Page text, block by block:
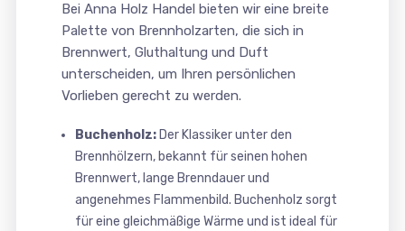
Bei Anna Holz Handel bieten wir eine breite
Palette von Brennholzarten, die sich in
Brennwert, Gluthaltung und Duft
unterscheiden, um Ihren persönlichen
Vorlieben gerecht zu werden.
Buchenholz:Der Klassiker unter den
Brennhölzern, bekannt für seinen hohen
Brennwert, lange Brenndauer und
angenehmes Flammenbild. Buchenholz sorgt
für eine gleichmäßige Wärme und ist ideal für